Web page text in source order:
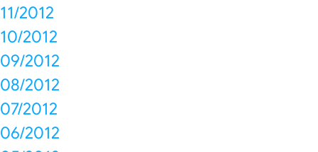
11/2012
10/2012
09/2012
08/2012
07/2012
06/2012